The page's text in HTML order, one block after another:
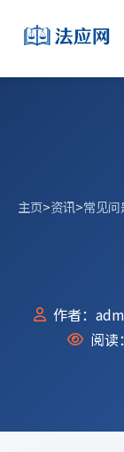
主页>资讯>常见问
作者：
阅读：